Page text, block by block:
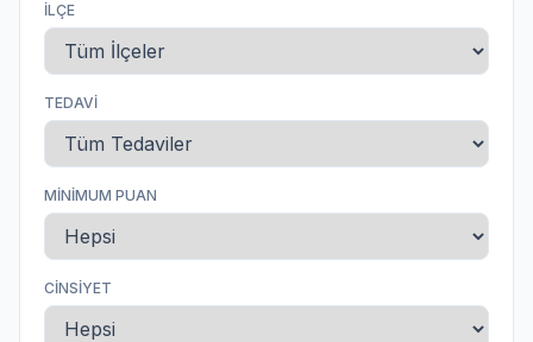
İLÇE
TEDAVI
MINIMUM PUAN
CINSIYET